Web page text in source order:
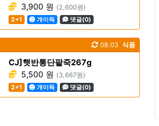
3,900 원 (2,600원)
2+1
개이득 댓글(0)
식품
08.03
CJ]햇반통단팥죽267g
5,500 원 (3,667원)
2+1
개이득 댓글(0)